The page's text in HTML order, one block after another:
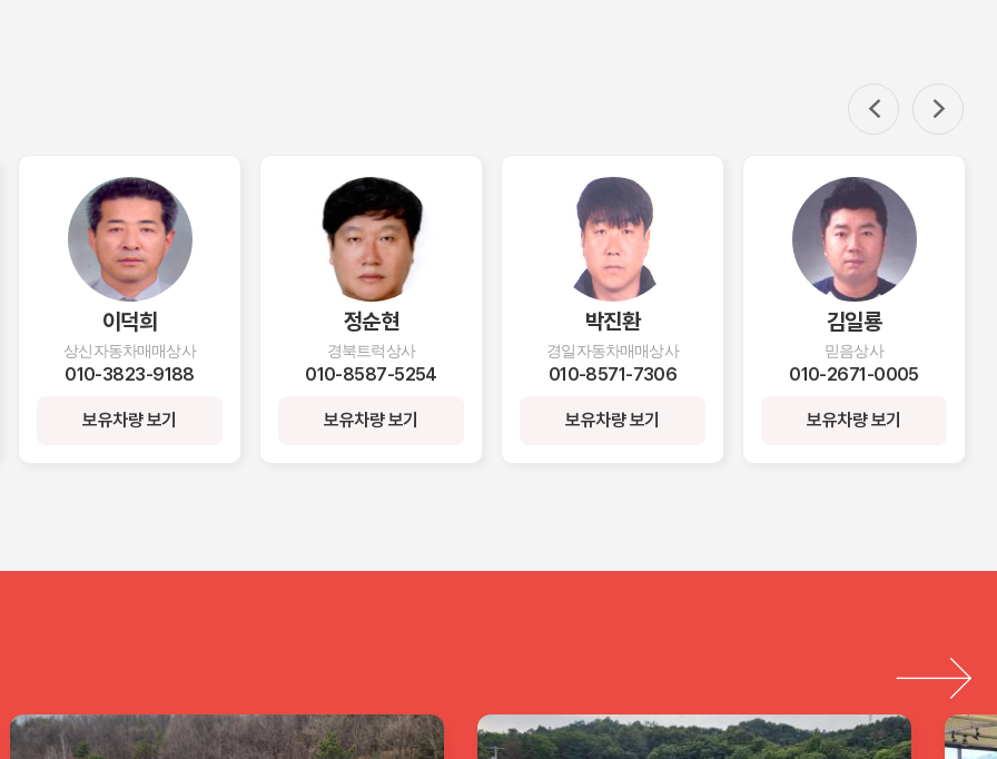
정순현
경북트럭상사
010-8587-5254
보유차량 보기
박진환
경일자동차매매상사
010-8571-7306
보유차량 보기
김일룡
믿음상사
010-2671-0005
보유차량 보기
장승민
푸른중고자동차매매상사
010-9479-5487
보유차량 보기